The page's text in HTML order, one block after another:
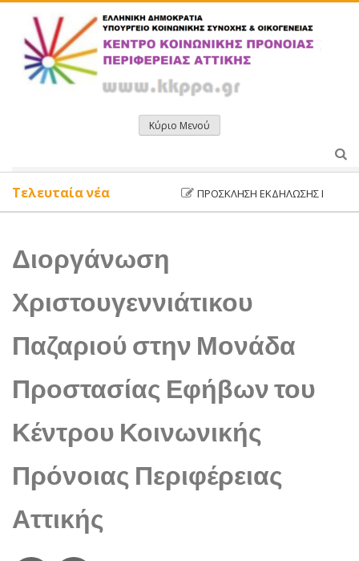
περιεχόμενο
Κύριο Μενού
ΠΡΌΣΚΛΗΣΗ ΕΚΔΉΛΩΣΗΣ
Τελευταία νέα
Διοργάνωση
Χριστουγεννιάτικου
Παζαριού στην Μονάδα
Προστασίας Εφήβων του
Κέντρου Κοινωνικής
Πρόνοιας Περιφέρειας
Αττικής